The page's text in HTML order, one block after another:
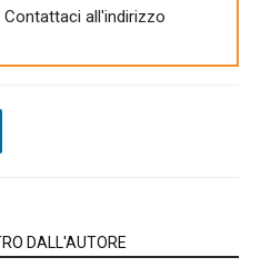
all'indirizzo
DALL'AUTORE